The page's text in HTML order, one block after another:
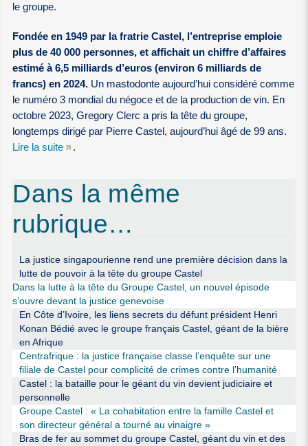
le groupe.
Fondée en 1949 par la fratrie Castel, l’entreprise emploie
plus de 40 000 personnes, et affichait un chiffre d’affaires
estimé à 6,5 milliards d’euros (environ 6 milliards de
francs) en 2024. Un mastodonte aujourd’hui considéré comme
le numéro 3 mondial du négoce et de la production de vin. En
octobre 2023, Gregory Clerc a pris la tête du groupe,
longtemps dirigé par Pierre Castel, aujourd’hui âgé de 99 ans.
Lire la suite
.
Dans la même
rubrique…
La justice singapourienne rend une première décision dans la
lutte de pouvoir à la tête du groupe Castel
Dans la lutte à la tête du Groupe Castel, un nouvel épisode
s’ouvre devant la justice genevoise
En Côte d’Ivoire, les liens secrets du défunt président Henri
Konan Bédié avec le groupe français Castel, géant de la bière
en Afrique
Centrafrique : la justice française classe l’enquête sur une
filiale de Castel pour complicité de crimes contre l’humanité
Castel : la bataille pour le géant du vin devient judiciaire et
personnelle
Groupe Castel : « La cohabitation entre la famille Castel et
son directeur général a tourné au vinaigre »
Bras de fer au sommet du groupe Castel, géant du vin et des